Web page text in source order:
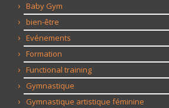
Baby Gym
bien-être
Evénements
Formation
Functional training
Gymnastique
Gymnastique artistique féminine